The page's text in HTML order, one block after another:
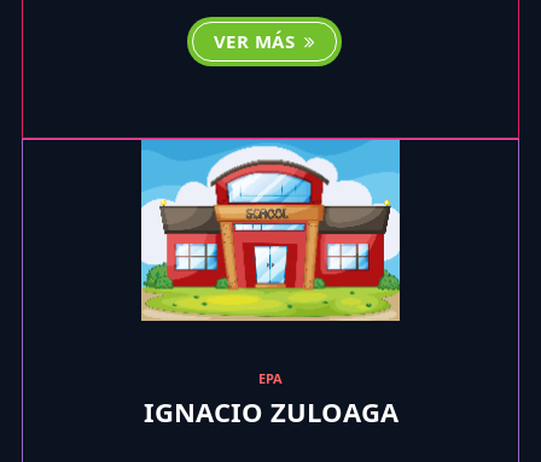
VER MÁS
EPA
IGNACIO ZULOAGA